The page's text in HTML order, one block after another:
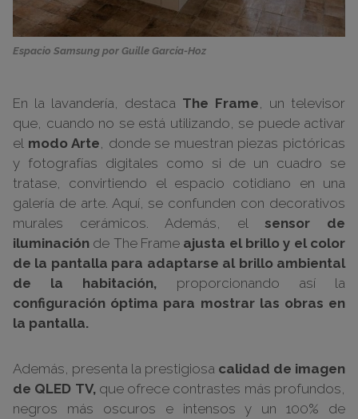
Espacio Samsung por Guille García-Hoz
En la lavandería, destaca The Frame , un televisor
que, cuando no se está utilizando, se puede activar
el modo Arte , donde se muestran piezas pictóricas
y fotografías digitales como si de un cuadro se
tratase, convirtiendo el espacio cotidiano en una
galería de arte. Aquí, se confunden con decorativos
murales cerámicos. Además, el sensor de
iluminación de The Frame ajusta el brillo y el color
de la pantalla para adaptarse al brillo ambiental
de la habitación, proporcionando así la
configuración óptima para mostrar las obras en
la pantalla.
Además, presenta la prestigiosa calidad de imagen
de QLED TV,que ofrece contrastes más profundos,
negros más oscuros e intensos y un 100% de